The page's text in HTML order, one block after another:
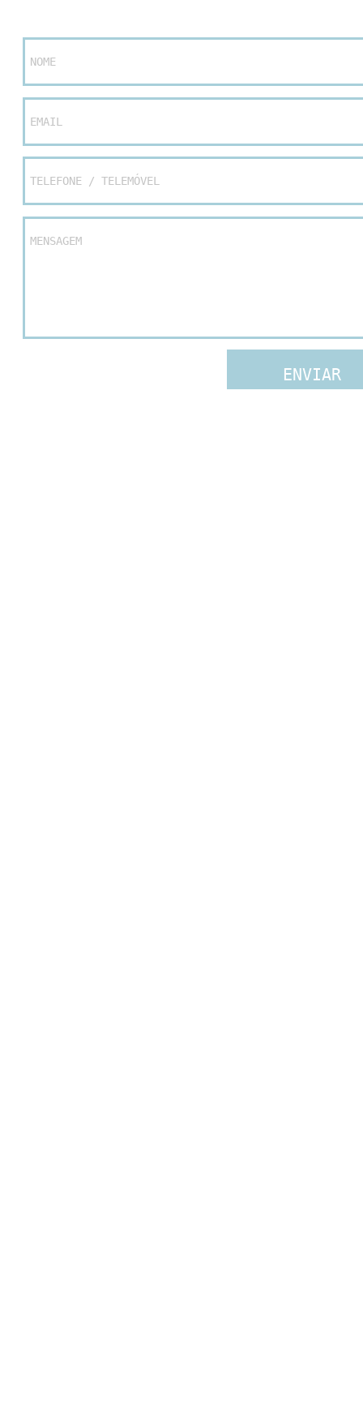
NOME
EMAIL
ENVIAR
MENSAGEM
TELEFONE / TELEMÓVEL